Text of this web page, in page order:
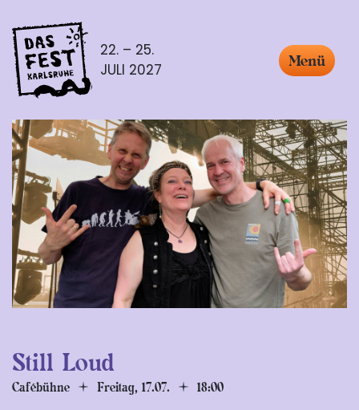
22. – 25.
JULI 2027
Menü
Still Loud
Cafébühne Freitag, 17.07. 18:00